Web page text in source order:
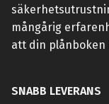
mångårig
att din plånboken
SNABB LEVERANS